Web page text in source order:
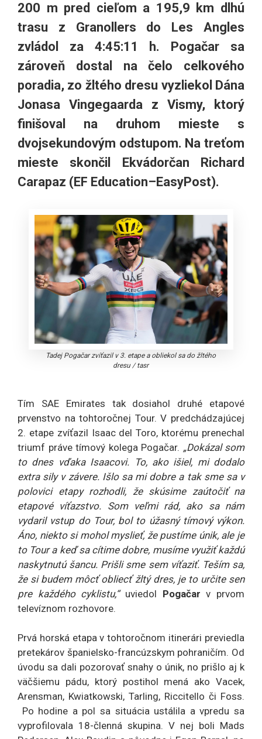
200 m pred cieľom a 195,9 km dlhú
trasu z Granollers do Les Angles
zvládol za 4:45:11 h. Pogačar sa
zároveň dostal na čelo celkového
poradia, zo žltého dresu vyzliekol Dána
Jonasa Vingegaarda z Vismy, ktorý
finišoval na druhom mieste s
dvojsekundovým odstupom. Na treťom
mieste skončil Ekvádorčan Richard
Carapaz (EF Education–EasyPost).
Tadej Pogačar zvíťazil v 3. etape a obliekol sa do žltého
dresu/tasr
Tím SAE Emirates tak dosiahol druhé etapové
prvenstvo na tohtoročnej Tour. V predchádzajúcej
2. etape zvíťazil Isaac del Toro, ktorému prenechal
triumf práve tímový kolega Pogačar. „Dokázal som
to dnes vďaka Isaacovi. To, ako išiel, mi dodalo
extra sily v závere. Išlo sa mi dobre a tak sme sa v
polovici etapy rozhodli, že skúsime zaútočiť na
etapové víťazstvo. Som veľmi rád, ako sa nám
vydaril vstup do Tour, bol to úžasný tímový výkon.
Áno, niekto si mohol myslieť, že pustíme únik, ale je
to Tour a keď sa cítime dobre, musíme využiť každú
naskytnutú šancu. Prišli sme sem víťaziť. Teším sa,
že si budem môcť obliecť žltý dres, je to určite sen
pre každého cyklistu,“ uviedol Pogačar v prvom
televíznom rozhovore.
Prvá horská etapa v tohtoročnom itinerári previedla
pretekárov španielsko-francúzskym pohraničím. Od
úvodu sa dali pozorovať snahy o únik, no prišlo aj k
väčšiemu pádu, ktorý postihol mená ako Vacek,
Arensman, Kwiatkowski, Tarling, Riccitello či Foss.
Po hodine a pol sa situácia ustálila a vpredu sa
vyprofilovala 18-členná skupina. V nej boli Mads